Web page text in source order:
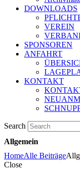
DOWNLOADS
VEREIN
SPONSOREN
ANFAHRT
KONTAKT
Search
Allgemein
HomeAlle Beiträge
Close